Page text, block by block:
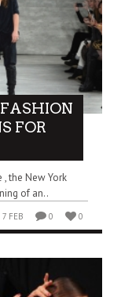
FOR
the New York
of an..
7 FEB 0 0